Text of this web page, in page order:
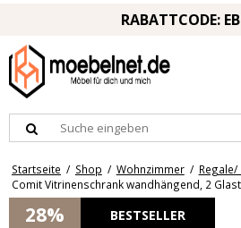
RABATTCODE:
Startseite / Shop / Wohnzimmer / Regale/
Comit Vitrinenschrank wandhängend, 2
28% BESTSELLER